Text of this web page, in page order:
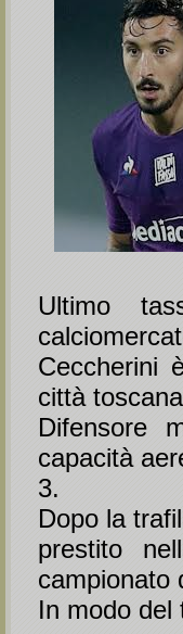
Ultimo
Ceccherini
città
Difensore
capacità
3.
Dopo la
prestito
campionato
In modo del